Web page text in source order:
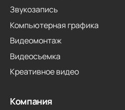
Звукозапись
Компьютерная графика
Видеомонтаж
Видеосъемка
Креативное видео
Компания